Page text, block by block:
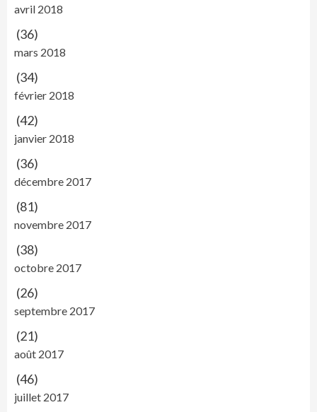
avril 2018
(36)
mars 2018
(34)
février 2018
(42)
janvier 2018
(36)
décembre 2017
(81)
novembre 2017
(38)
octobre 2017
(26)
septembre 2017
(21)
août 2017
(46)
juillet 2017